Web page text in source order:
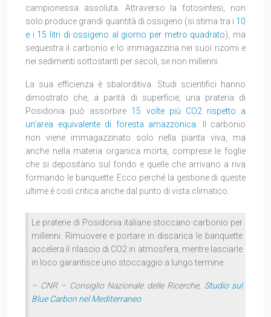
campionessa assoluta. Attraverso la fotosintesi, non
solo produce grandi quantità di ossigeno (si stima tra i 10
e i 15 litri di ossigeno al giorno per metro quadrato), ma
sequestra il carbonio e lo immagazzina nei suoi rizomi e
nei sedimenti sottostanti per secoli, se non millenni.
La sua efficienza è sbalorditiva. Studi scientifici hanno
dimostrato che, a parità di superficie, una prateria di
Posidonia può assorbire 15 volte più CO2 rispetto a
un’area equivalente di foresta amazzonica . Il carbonio
non viene immagazzinato solo nella pianta viva, ma
anche nella materia organica morta, comprese le foglie
che si depositano sul fondo e quelle che arrivano a riva
formando le banquette. Ecco perché la gestione di queste
ultime è così critica anche dal punto di vista climatico.
Le praterie di Posidonia italiane stoccano carbonio per
millenni. Rimuovere e portare in discarica le banquette
accelera il rilascio di CO2 in atmosfera, mentre lasciarle
in loco garantisce uno stoccaggio a lungo termine
– CNR – Consiglio Nazionale delle Ricerche, Studio sul
Blue Carbon nel Mediterraneo